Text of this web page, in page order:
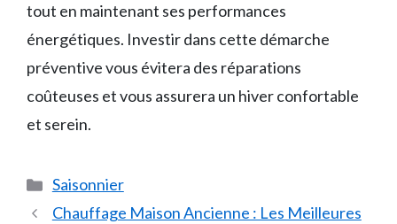
tout en maintenant ses performances
énergétiques. Investir dans cette démarche
préventive vous évitera des réparations
coûteuses et vous assurera un hiver confortable
et serein.
Catégories
Saisonnier
Chauffage Maison Ancienne : Les Meilleures